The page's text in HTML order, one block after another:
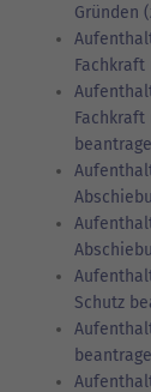
Gründen
Schutz